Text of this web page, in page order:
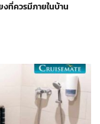
ที่ควรมีภายในบ้าน